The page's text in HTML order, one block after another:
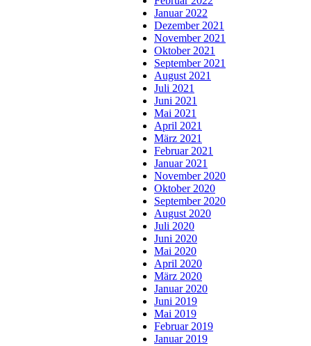
Januar 2022
Dezember 2021
November 2021
Oktober 2021
September 2021
August 2021
Juli 2021
Juni 2021
Mai 2021
April 2021
März 2021
Februar 2021
Januar 2021
November 2020
Oktober 2020
September 2020
August 2020
Juli 2020
Juni 2020
Mai 2020
April 2020
März 2020
Januar 2020
Juni 2019
Mai 2019
Februar 2019
Januar 2019